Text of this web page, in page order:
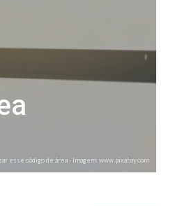
esse código de área - Imagem: www.pixabay.com